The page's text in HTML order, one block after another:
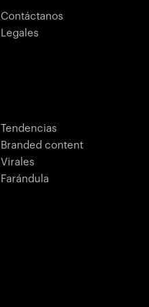
Contáctanos
Legales
Tendencias
Branded content
Virales
Farándula